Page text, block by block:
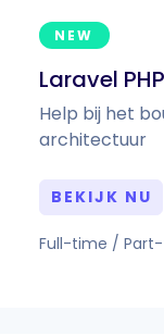
NEW
Laravel
Help bij het
architectuur
BEKIJK NU
Full-time /